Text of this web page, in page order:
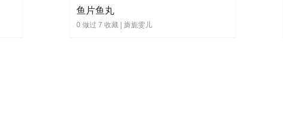
鱼片鱼丸
0 做过 7 收藏 | 旖旎雯儿